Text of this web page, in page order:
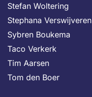
Stefan Woltering
Stephana Verswijveren
Sybren Boukema
Taco Verkerk
Tim Aarsen
Tom den Boer